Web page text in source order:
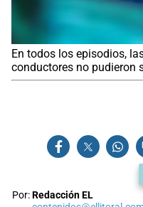
En todos los episodios,
conductores no pudieron
Por:Redacción EL